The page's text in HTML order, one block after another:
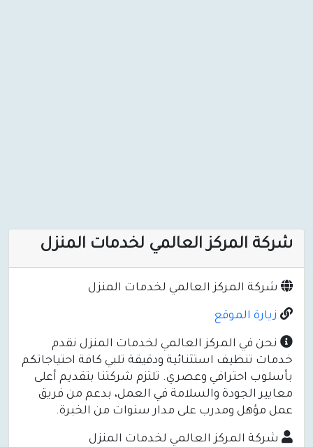
شركة المركز العالمي لخدمات المنزل
شركة المركز العالمي لخدمات المنزل
زيارة الموقع
نحن في المركز العالمي لخدمات المنزل نقدم
خدمات تنظيف استثنائية ودقيقة تلبي كافة احتياجاتكم
بأسلوب احترافي وعصري. تلتزم شركتنا بتقديم أعلى
معايير الجودة والسلامة في العمل، بدعم من فريق
عمل مؤهل ومدرب على مدار سنوات من الخبرة.
شركة المركز العالمي لخدمات المنزل